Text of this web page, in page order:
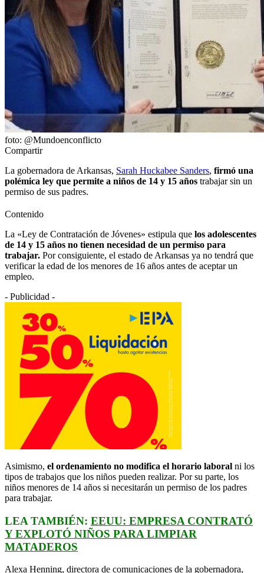
foto: @Mundoenconflicto
Compartir
La gobernadora de Arkansas, Sarah Huckabee Sanders, firmó una
polémica ley que permite a niños de 14 y 15 años trabajar sin un
permiso de sus padres.
Contenido
La «Ley de Contratación de Jóvenes» estipula que los adolescentes
de 14 y 15 años no tienen necesidad de un permiso para
trabajar. Por consiguiente, el estado de Arkansas ya no tendrá que
verificar la edad de los menores de 16 años antes de aceptar un
empleo.
- Publicidad -
Asimismo, el ordenamiento no modifica el horario laboral ni los
tipos de trabajos que los niños pueden realizar. Por su parte, los
niños menores de 14 años si necesitarán un permiso de los padres
para trabajar.
LEA TAMBIÉN: EEUU: EMPRESA CONTRATÓ
Y EXPLOTÓ NIÑOS PARA LIMPIAR
MATADEROS
Alexa Henning, directora de comunicaciones de la gobernadora,